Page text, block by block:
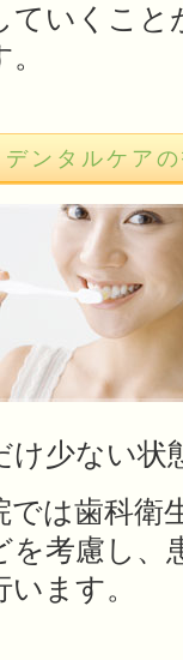
ていくこと
デンタルケア
け少ない状
では歯科衛
を考慮し、
います。